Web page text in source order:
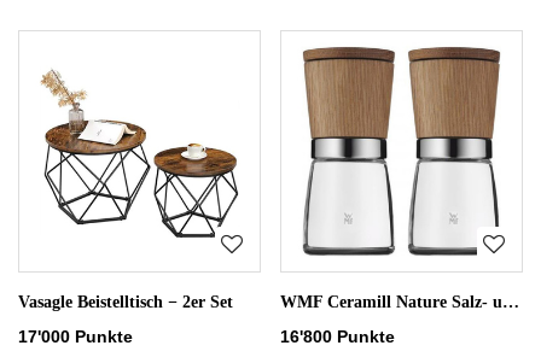
Vasagle Beistelltisch − 2er Set
17'000 Punkte
WMF Ceramill Nature Salz- und Pfeffermühlen-Set
16'800 Punkte